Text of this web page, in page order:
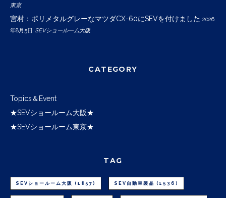
東京
宮村：ポリメタルグレーなマツダCX-60にSEVを付けました 2026
年8月5日 SEVショールーム大阪
CATEGORY
Topics＆Event
★SEVショールーム大阪★
★SEVショールーム東京★
TAG
SEVショールーム大阪 (1857) SEV自動車製品 (1536)